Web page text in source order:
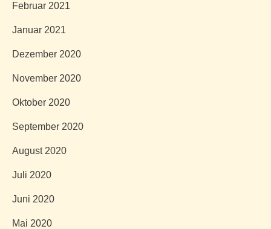
Februar 2021
Januar 2021
Dezember 2020
November 2020
Oktober 2020
September 2020
August 2020
Juli 2020
Juni 2020
Mai 2020